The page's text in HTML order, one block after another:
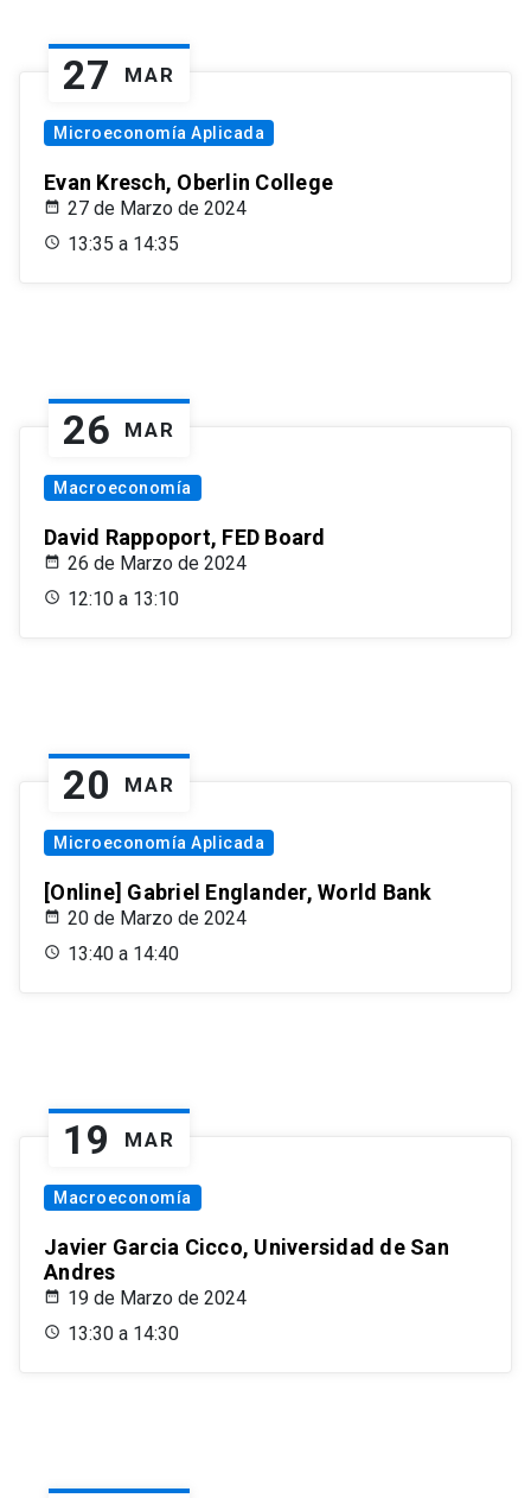
27 MAR
Microeconomía Aplicada
Evan Kresch, Oberlin College
27 de Marzo de 2024
13:35 a 14:35
26 MAR
Macroeconomía
David Rappoport, FED Board
26 de Marzo de 2024
12:10 a 13:10
20 MAR
Microeconomía Aplicada
[Online] Gabriel Englander, World Bank
20 de Marzo de 2024
13:40 a 14:40
19 MAR
Macroeconomía
Javier Garcia Cicco, Universidad de San
Andres
19 de Marzo de 2024
13:30 a 14:30